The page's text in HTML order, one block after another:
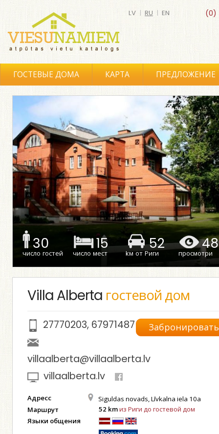
(0)
LV | RU | EN
ГОСТЕВЫЕ ДОМА КАРТА ПРЕДЛОЖЕНИЕ
30
число гостей
15
число мест
52
kм от Риги просмотри
Villa Alberta гостевой дом
Забронировать
27770203, 67971487
villaalberta@villaalberta.lv
villaalberta.lv
Адресс Siguldas novads, Līvkalna iela 10a
Маршрут 52 kmиз Риги до гостевой дом
Языки общения